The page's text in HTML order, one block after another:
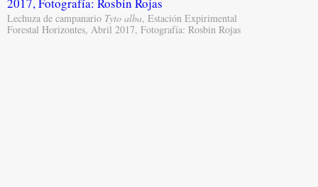
Lechuza de campanario Tyto alba, Estación Expirimental
Forestal Horizontes, Abril 2017, Fotografía: Rosbin Rojas